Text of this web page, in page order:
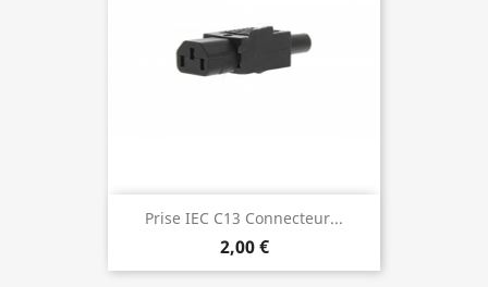
Prise IEC C13 Connecteur...
2,00 €